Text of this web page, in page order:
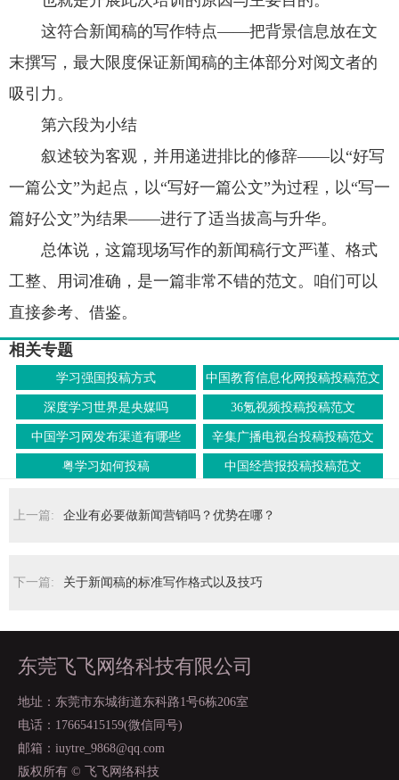
这符合新闻稿的写作特点——把背景信息放在文
末撰写，最大限度保证新闻稿的主体部分对阅文者的
吸引力。
第六段为小结
叙述较为客观，并用递进排比的修辞——以“好写
一篇公文”为起点，以“写好一篇公文”为过程，以“写一
篇好公文”为结果——进行了适当拔高与升华。
总体说，这篇现场写作的新闻稿行文严谨、格式
工整、用词准确，是一篇非常不错的范文。咱们可以
直接参考、借鉴。
相关专题
学习强国投稿方式 中国教育信息化网投稿投稿范文
深度学习世界是央媒吗 36氪视频投稿投稿范文
中国学习网发布渠道有哪些 辛集广播电视台投稿投稿范文
粤学习如何投稿 中国经营报投稿投稿范文
上一篇: 企业有必要做新闻营销吗？优势在哪？
下一篇: 关于新闻稿的标准写作格式以及技巧
东莞飞飞网络科技有限公司
地址：东莞市东城街道东科路1号6栋206室
电话：17665415159(微信同号)
邮箱：iuytre_9868@qq.com
版权所有 © 飞飞网络科技